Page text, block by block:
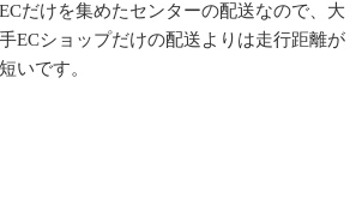
ECだけを集めたセンターの配送なので、大
手ECショップだけの配送よりは走行距離が
短いです。